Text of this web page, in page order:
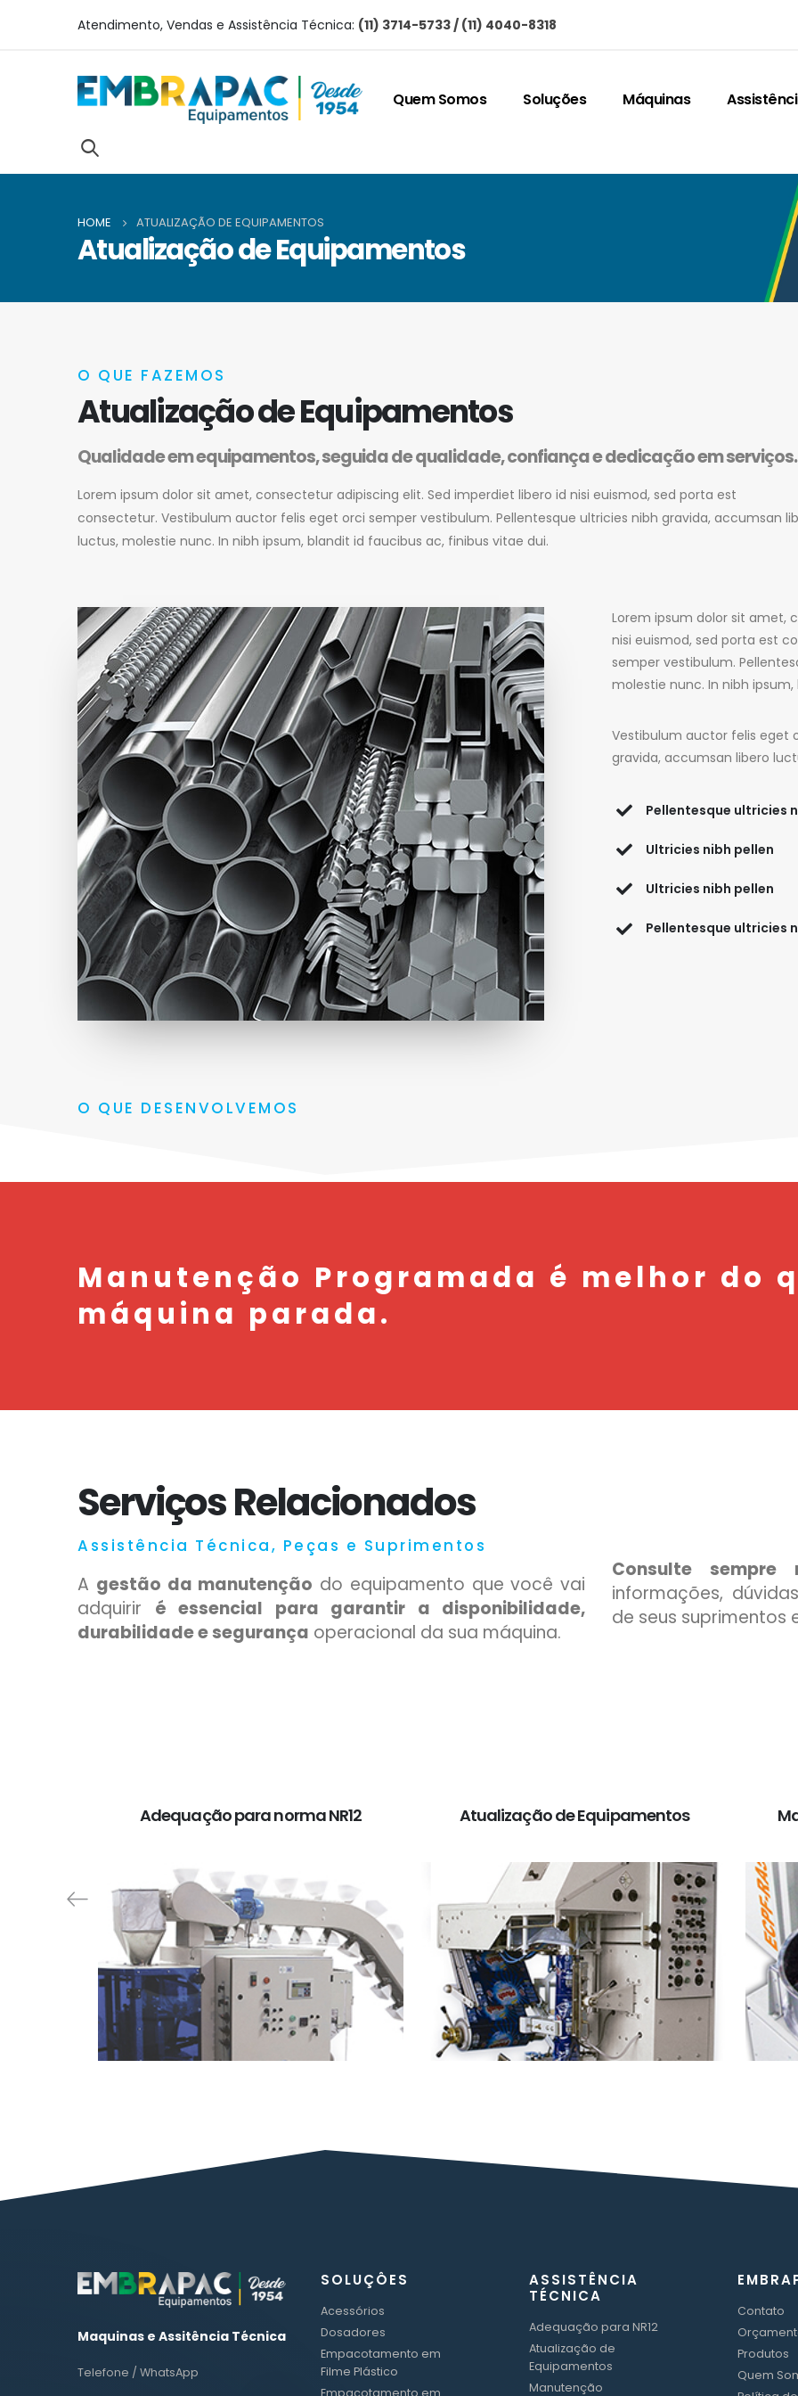
Atendimento, Vendas e Assistência Técnica: (11) 3714-5733 / (11) 4040-8318
Quem Somos Soluções Máquinas
HOME ATUALIZAÇÃO DE EQUIPAMENTOS
Atualização de Equipamentos
O QUE FAZEMOS
Atualização de Equipamentos
Qualidade em equipamentos, seguida de qualidade, confiança e dedicação em serviços.
Lorem ipsum dolor sit amet, consectetur adipiscing elit. Sed imperdiet libero id nisi euismod, sed porta est
consectetur. Vestibulum auctor felis eget orci semper vestibulum. Pellentesque ultricies nibh gravida, accumsan
luctus, molestie nunc. In nibh ipsum, blandit id faucibus ac, finibus vitae dui.
Lorem ipsum dolor sit amet,
nisi euismod, sed porta est
semper vestibulum.
molestie nunc. In nibh
Vestibulum auctor felis eget
gravida, accumsan libero
Pellentesque ultricies
Ultricies nibh pellen
Ultricies nibh pellen
Pellentesque ultricies
O QUE DESENVOLVEMOS
Manutenção Programada é melhor do
máquina parada.
Serviços Relacionados
Assistência Técnica, Peças e Suprimentos
A gestão da manutenção do equipamento que você vai
adquirir é essencial para garantir a disponibilidade,
durabilidade e segurança operacional da sua máquina.
Consulte sempre
informações,
de seus suprimentos
Adequação para norma NR12 Atualização de Equipamentos
Maquinas e Assitência Técnica
Telefone / WhatsApp
SOLUÇÔES
Acessórios
Dosadores
Empacotamento em
Filme Plástico
Empacotamento em
ASSISTÊNCIA
TÉCNICA
Adequação para NR12
Atualização de
Equipamentos
Manutenção
Contato
Produtos
Quem